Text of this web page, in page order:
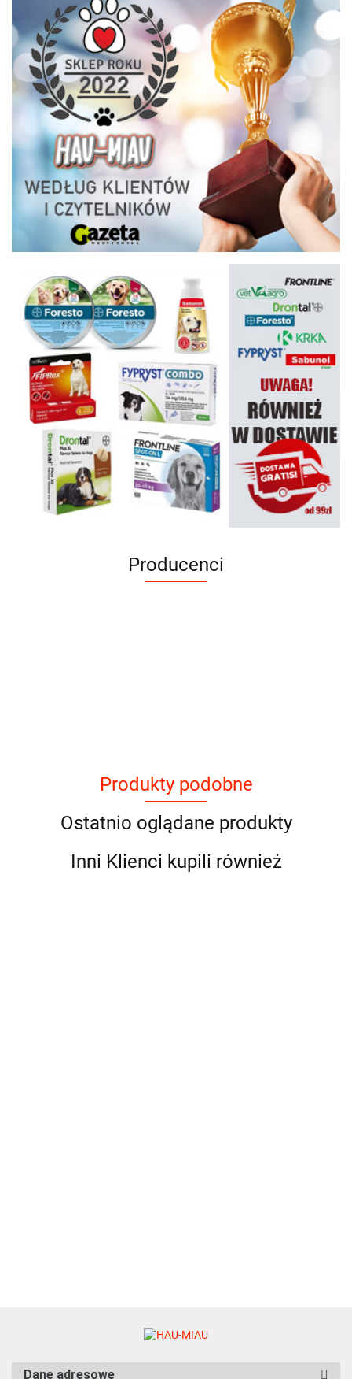
Producenci
Produkty podobne
Ostatnio oglądane produkty
Inni Klienci kupili również
Dane adresowe